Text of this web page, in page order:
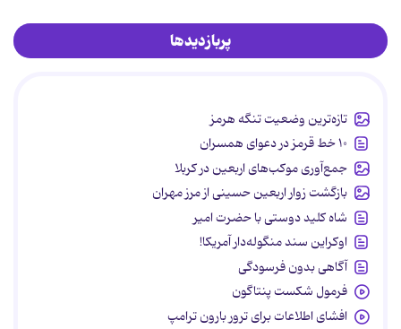
پربازدیدها
تازه‌ترین وضعیت تنگه هرمز
۱۰ خط قرمز در دعوای همسران
جمع‌آوری موکب‌های اربعین در کربلا
بازگشت زوار اربعین حسینی از مرز مهران
شاه کلید دوستی با حضرت امیر
اوکراین سند منگوله‌دار آمریکا!
آگاهی بدون فرسودگی
فرمول شکست پنتاگون
افشای اطلاعات برای ترور بارون ترامپ